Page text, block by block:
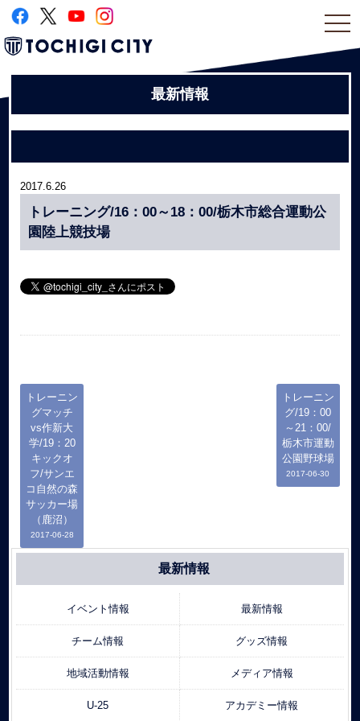
最新情報
2017.6.26
トレーニング/16：00～18：00/栃木市総合運動公
園陸上競技場
トレーニン
グマッチ
vs作新大
学/19：20
キックオ
フ/サンエ
コ自然の森
サッカー場
（鹿沼）
2017-06-28
トレーニン
グ/19：00
～21：00/
栃木市運動
公園野球場
2017-06-30
最新情報
イベント情報 最新情報
チーム情報 グッズ情報
地域活動情報 メディア情報
U-25 アカデミー情報